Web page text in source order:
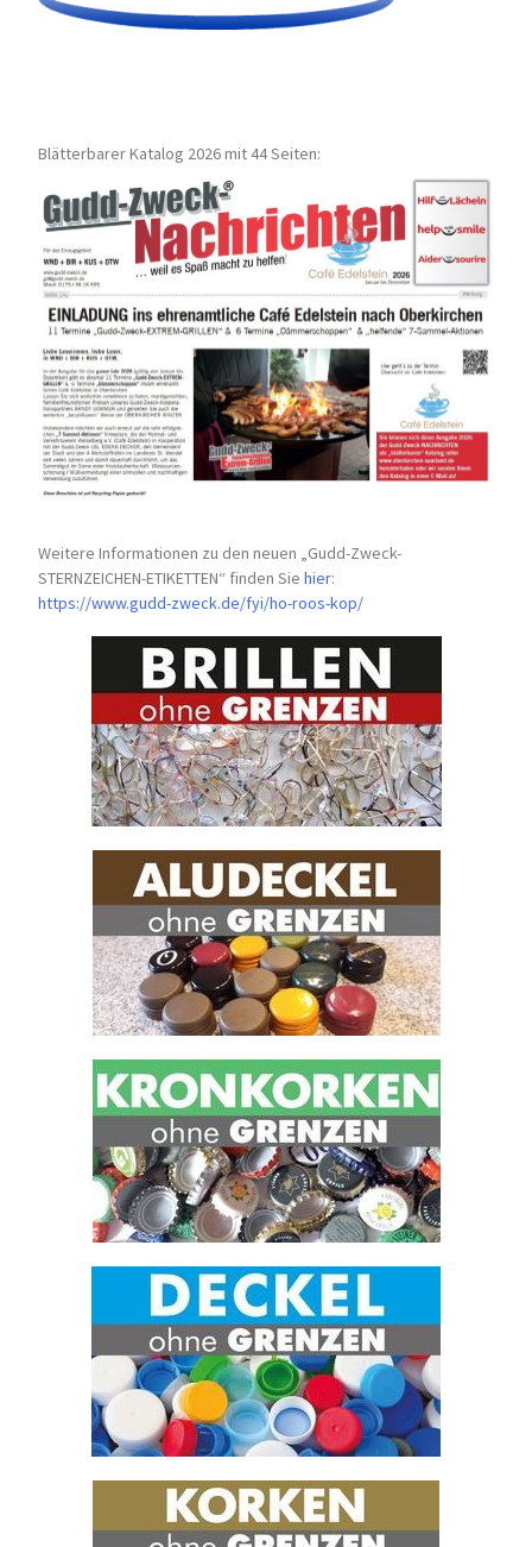
Blätterbarer Katalog 2026 mit 44 Seiten:
Weitere Informationen zu den neuen „Gudd-Zweck-
STERNZEICHEN-ETIKETTEN“ finden Siehier:
https://www.gudd-zweck.de/fyi/ho-roos-kop/